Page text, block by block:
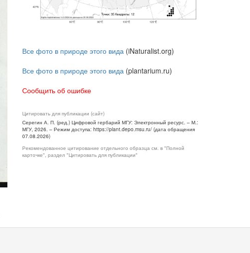
Все фото в природе этого вида (iNaturalist.org)
Все фото в природе этого вида (plantarium.ru)
Сообщить об ошибке
Цитировать для публикации (сайт)
Серегин А. П. (ред.) Цифровой гербарий МГУ: Электронный ресурс. – М.:
МГУ, 2026. – Режим доступа: https://plant.depo.msu.ru/ (дата обращения
07.08.2026)
Рекомендованное цитирование отдельного образца см. в "Полной
карточке", раздел "Цитировать для публикации"